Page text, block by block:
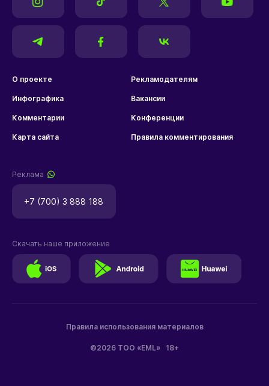
О проекте Рекламодателям
Инфографика Вакансии
Комментарии Конференции
Карта сайта Правила комментирования
Реклама
+7 (700) 3 888 188
©2026 ТОО «EML» 18+
Правила использования материалов
Скачать наше приложение